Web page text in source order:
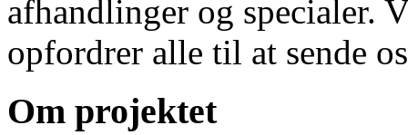
afhandlinger og specialer.
opfordrer alle til at sende
Om projektet